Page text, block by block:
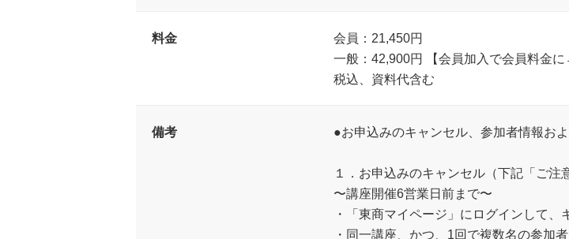
料金
会員：21,450円
一般：42,900円 【会員加入で会員料金
税込、資料代含む
備考 ●お申込みのキャンセル、参加者情報お
１．お申込みのキャンセル（下記「ご注
〜講座開催6営業日前まで〜
・「東商マイページ」にログインして、
・同一講座、かつ、1回で複数名の参加